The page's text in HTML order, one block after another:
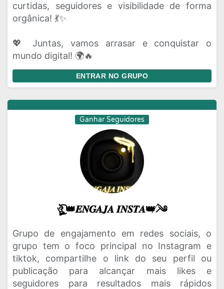
curtidas, seguidores e visibilidade de forma
orgânica! 💃✨
💖 Juntas, vamos arrasar e conquistar o
mundo digital! 🌍🔥
ENTRAR NO GRUPO
Ganhar Seguidores
ঔৣ͜͡ 👑𝑬𝑵𝑮𝑨𝑱𝑨 𝑰𝑵𝑺𝑻𝑨👑 ̸̷֯༄
Grupo de engajamento em redes sociais, o
grupo tem o foco principal no Instagram e
tiktok, compartilhe o link do seu perfil ou
publicação para alcançar mais likes e
seguidores para resultados mais rápidos